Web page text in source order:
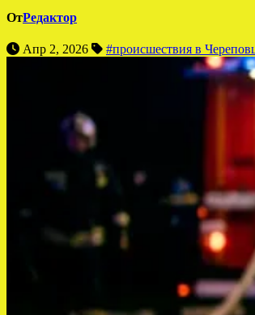
ОтРедактор
Апр 2, 2026 #происшествия в